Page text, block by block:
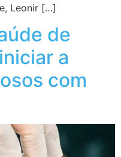
Leonir […]
de
a
com